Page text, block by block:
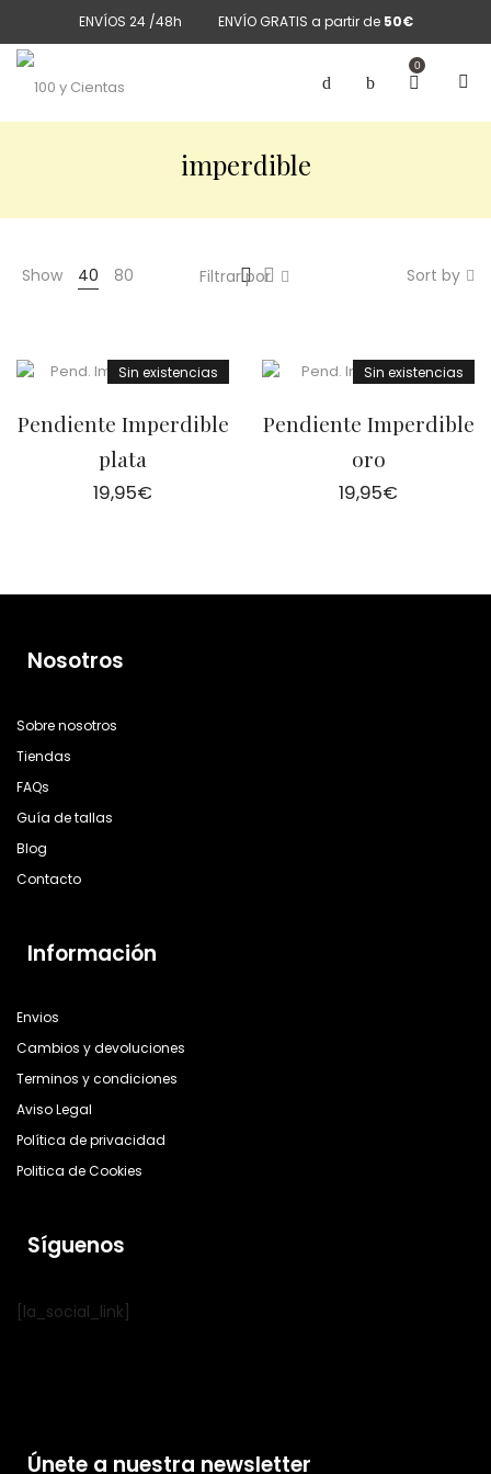
ENVÍOS 24 /48h ENVÍO GRATIS a partir de 50€
0
imperdible
Show 40 80 Sort by
Filtrar por
Sin existencias
Pendiente Imperdible
plata
19,95€
Sin existencias
Pendiente Imperdible
oro
19,95€
Nosotros
Sobre nosotros
Tiendas
FAQs
Guía de tallas
Blog
Contacto
Información
Envios
Cambios y devoluciones
Terminos y condiciones
Aviso Legal
Política de privacidad
Politica de Cookies
Síguenos
[la_social_link]
Únete a nuestra newsletter